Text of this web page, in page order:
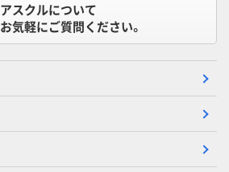
アスクルについて
お気軽にご質問ください。